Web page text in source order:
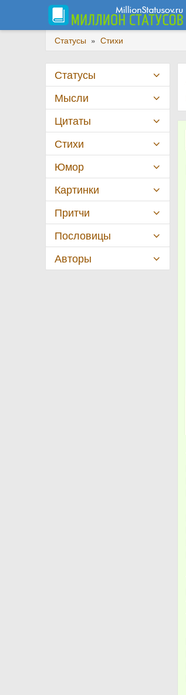
Статусы » Стихи
Статусы
Мысли
Цитаты
Стихи
Юмор
Картинки
Притчи
Пословицы
Авторы